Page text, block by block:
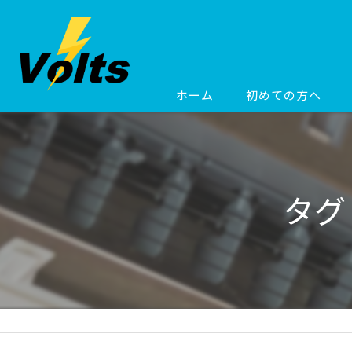
ホーム 初めての方へ
タ